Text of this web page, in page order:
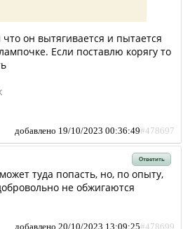
он вытягивается и пытается
Если поставлю корягу то
добавлено 19/10/2023 00:36:49#478697
Ответить
туда попасть, но, по опыту,
не обжигаются
добавлено 20/10/2023 13:09:25#478699